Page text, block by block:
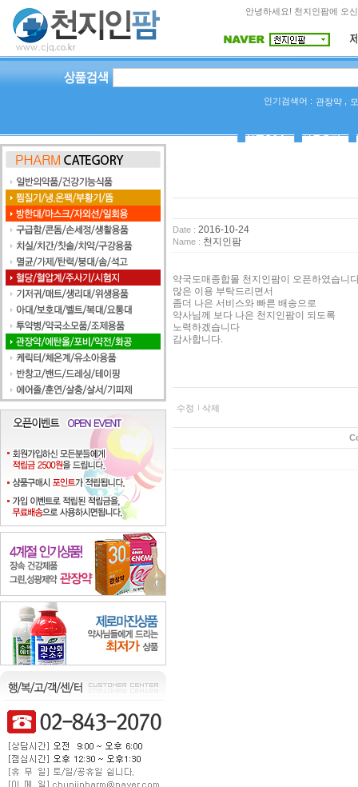
안녕하세요! 천지인팜에 오
인기검색어 : 관장약
상품Q&A 사용후기
Date : 2016-10-24
Name : 천지인팜
약국도매종합몰 천지인팜이 오픈하였습니
많은 이용 부탁드리면서
좀더 나은 서비스와 빠른 배송으로
약사님께 보다 나은 천지인팜이 되도록
노력하겠습니다
감사합니다.
수정 삭제